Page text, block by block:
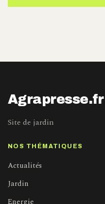
Agrapresse.fr
Site de jardin
NOS THÉMATIQUES
Actualités
Jardin
Energie